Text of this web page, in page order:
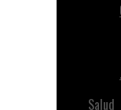
Salud